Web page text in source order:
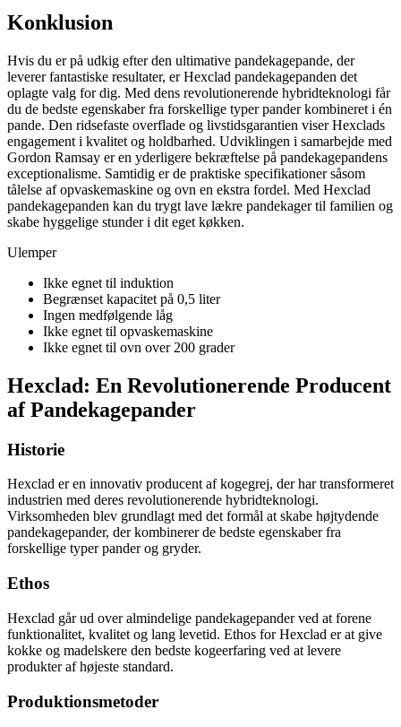
Konklusion
Hvis du er på udkig efter den ultimative pandekagepande, der
leverer fantastiske resultater, er Hexclad pandekagepanden det
oplagte valg for dig. Med dens revolutionerende hybridteknologi får
du de bedste egenskaber fra forskellige typer pander kombineret i én
pande. Den ridsefaste overflade og livstidsgarantien viser Hexclads
engagement i kvalitet og holdbarhed. Udviklingen i samarbejde med
Gordon Ramsay er en yderligere bekræftelse på pandekagepandens
exceptionalisme. Samtidig er de praktiske specifikationer såsom
tålelse af opvaskemaskine og ovn en ekstra fordel. Med Hexclad
pandekagepanden kan du trygt lave lækre pandekager til familien og
skabe hyggelige stunder i dit eget køkken.
Ulemper
Ikke egnet til induktion
Begrænset kapacitet på 0,5 liter
Ingen medfølgende låg
Ikke egnet til opvaskemaskine
Ikke egnet til ovn over 200 grader
Hexclad: En Revolutionerende Producent
af Pandekagepander
Historie
Hexclad er en innovativ producent af kogegrej, der har transformeret
industrien med deres revolutionerende hybridteknologi.
Virksomheden blev grundlagt med det formål at skabe højtydende
pandekagepander, der kombinerer de bedste egenskaber fra
forskellige typer pander og gryder.
Ethos
Hexclad går ud over almindelige pandekagepander ved at forene
funktionalitet, kvalitet og lang levetid. Ethos for Hexclad er at give
kokke og madelskere den bedste kogeerfaring ved at levere
produkter af højeste standard.
Produktionsmetoder